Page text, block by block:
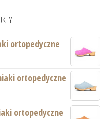
ortopedyczne
ortopedyczne
ortopedyczne